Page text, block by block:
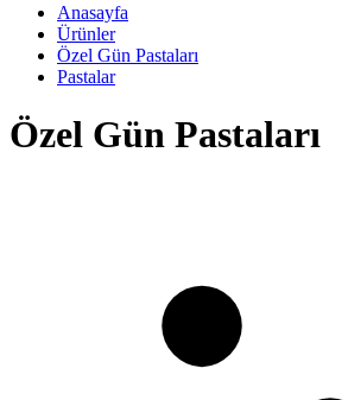
Anasayfa
Ürünler
Özel Gün Pastaları
Pastalar
Özel Gün Pastaları